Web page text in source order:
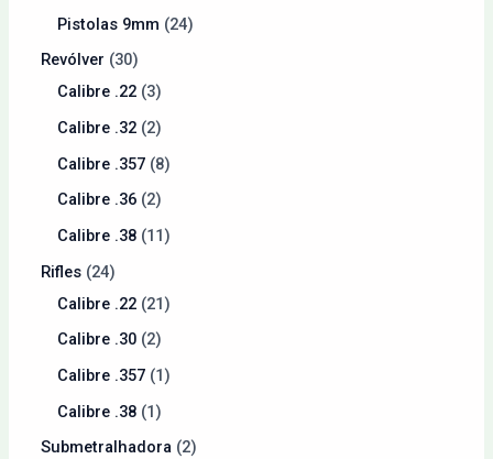
Pistolas 9mm
24
Revólver
30
Calibre .22 3
Calibre .32 2
Calibre .357 8
Calibre .36 2
Calibre .38 11
Rifles 24
Calibre .22 21
Calibre .30 2
Calibre .357 1
Calibre .38 1
Submetralhadora 2